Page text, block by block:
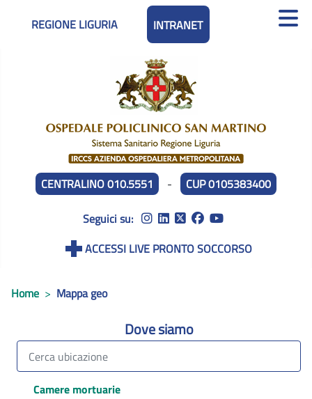
REGIONE LIGURIA INTRANET
CENTRALINO 010.5551 - CUP 0105383400
Seguici su:
ACCESSI LIVE PRONTO SOCCORSO
Home Mappa geo
Dove siamo
Camere mortuarie